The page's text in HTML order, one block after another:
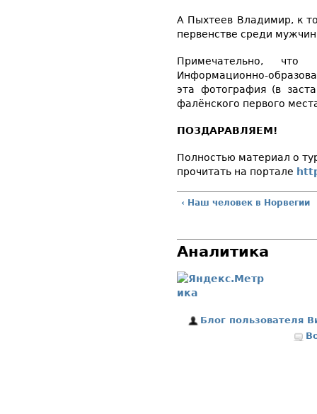
А Пыхтеев Владимир, к
первенстве среди
Примечательно,
Информационно-
эта фотография (в
фалёнского первого
ПОЗДАРАВЛЯЕМ!
Полностью материал о
прочитать на портале
‹ Наш человек в Норвегии
Аналитика
Блог пользователя